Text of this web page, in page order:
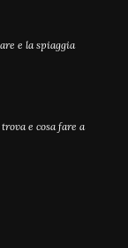
e la spiaggia
e cosa fare a